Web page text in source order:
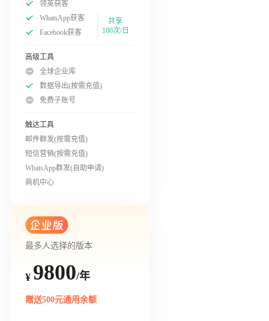
领英获客
WhatsApp获客
Facebook获客
共享
100次/日
高级工具
全球企业库
数据导出(按需充值)
免费子账号
触达工具
邮件群发(按需充值)
短信营销(按需充值)
WhatsApp群发(自助申请)
商机中心
最多人选择的版本
¥ 9800/年
赠送500元通用余额